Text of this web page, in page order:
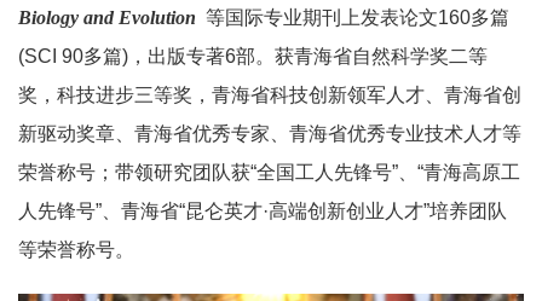
Biology and Evolution 等国际专业期刊上发表论文160多篇
(SCI 90多篇)，出版专著6部。获青海省自然科学奖二等
奖，科技进步三等奖，青海省科技创新领军人才、青海省创
新驱动奖章、青海省优秀专家、青海省优秀专业技术人才等
荣誉称号；带领研究团队获“全国工人先锋号”、“青海高原工
人先锋号”、青海省“昆仑英才·高端创新创业人才”培养团队
等荣誉称号。